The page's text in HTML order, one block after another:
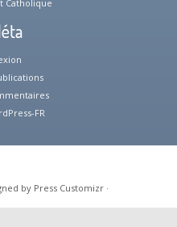
Catholique
FR
by Press Customizr·